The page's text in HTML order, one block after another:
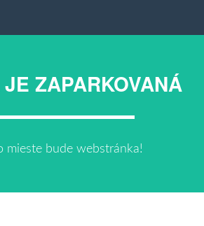
ZAPARKOVANÁ
mieste bude webstránka!